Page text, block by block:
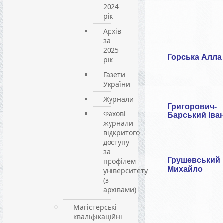
2024
рік
Архів
за
2025
рік
Газети
України
Журнали
Фахові
журнали
відкритого
доступу
за
профілем
університету
(з
архівами)
Магістерські
кваліфікаційні
Горська Алла
Григорович-
Барський
Грушевський
Михайло